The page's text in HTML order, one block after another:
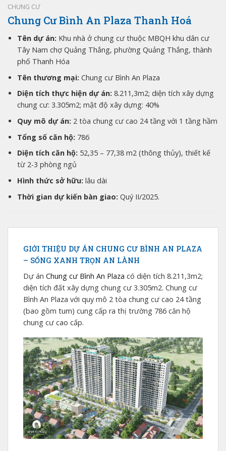
CHUNG CƯ
Chung Cư Bình An Plaza Thanh Hoá
Tên dự án: Khu nhà ở chung cư thuộc MBQH khu dân cư
Tây Nam chợ Quảng Thắng, phường Quảng Thắng, thành
phố Thanh Hóa
Tên thương mại: Chung cư Bình An Plaza
Diện tích thực hiện dự án: 8.211,3m2; diện tích xây dựng
chung cư: 3.305m2; mật độ xây dựng: 40%
Quy mô dự án: 2 tòa chung cư cao 24 tầng với 1 tầng hầm
Tổng số căn hộ: 786
Diện tích căn hộ: 52,35 – 77,38 m2 (thông thủy), thiết kế
từ 2-3 phòng ngủ
Hình thức sở hữu: lâu dài
Thời gian dự kiến bàn giao: Quý II/2025.
GIỚI THIỆU DỰ ÁN CHUNG CƯ BÌNH AN PLAZA
– SỐNG XANH TRỌN AN LÀNH
Dự án Chung cư Bình An Plaza có diện tích 8.211,3m2;
diện tích đất xây dựng chung cư 3.305m2. Chung cư
Bình An Plaza với quy mô 2 tòa chung cư cao 24 tầng
(bao gồm tum) cung cấp ra thị trường 786 căn hộ
chung cư cao cấp.